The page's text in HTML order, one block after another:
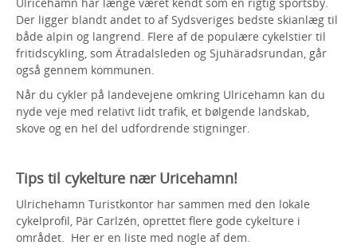
Der ligger blandt andet to af Sydsveriges bedste skianlæg til
både alpin og langrend. Flere af de populære cykelstier til
fritidscykling, som Ätradalsleden og Sjuhäradsrundan, går
også gennem kommunen.
Når du cykler på landevejene omkring Ulricehamn kan du
nyde veje med relativt lidt trafik, et bølgende landskab,
skove og en hel del udfordrende stigninger.
Tips til cykelture nær Uricehamn!
Ulrichehamn Turistkontor har sammen med den lokale
cykelprofil, Pär Carlzén, oprettet flere gode cykelture i
området. Her er en liste med nogle af dem.